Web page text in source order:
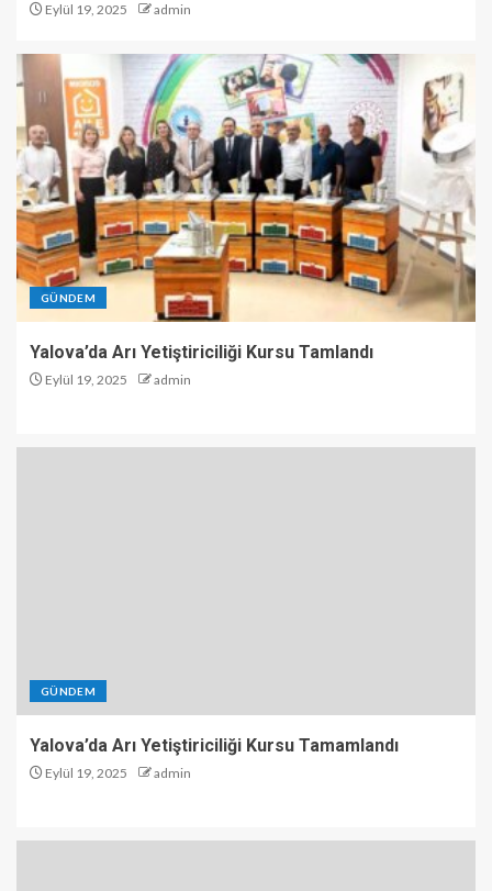
Eylül 19, 2025 admin
GÜNDEM
Yalova’da Arı Yetiştiriciliği Kursu Tamlandı
Eylül 19, 2025 admin
GÜNDEM
Yalova’da Arı Yetiştiriciliği Kursu Tamamlandı
Eylül 19, 2025 admin